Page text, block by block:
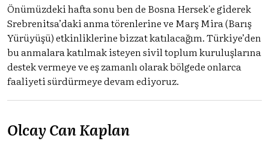
Önümüzdeki hafta sonu ben de Bosna Hersek'e giderek
Srebrenitsa’daki anma törenlerine ve Marş Mira (Barış
Yürüyüşü) etkinliklerine bizzat katılacağım. Türkiye’den
bu anmalara katılmak isteyen sivil toplum kuruluşlarına
destek vermeye ve eş zamanlı olarak bölgede onlarca
faaliyeti sürdürmeye devam ediyoruz.
Olcay Can Kaplan